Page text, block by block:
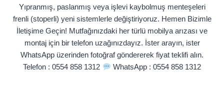
Yıpranmış, paslanmış veya işlevi kaybolmuş menteşeleri
frenli (stoperli) yeni sistemlerle değiştiriyoruz. Hemen Bizimle
İletişime Geçin! Mutfağınızdaki her türlü mobilya arızası ve
montaj için bir telefon uzağınızdayız. İster arayın, ister
WhatsApp üzerinden fotoğraf göndererek fiyat teklifi alın.
Telefon : 0554 858 1312
WhatsApp : 0554 858 1312